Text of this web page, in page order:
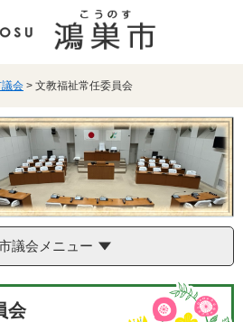
会 > 文教福祉常任委員会
議会メニュー
会